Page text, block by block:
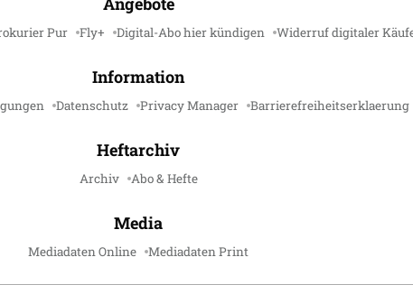
Pur Fly+ Digital-Abo hier kündigen Widerruf digitaler
Information
Datenschutz Privacy Manager Barrierefreiheitserklaerung
Heftarchiv
Archiv Abo & Hefte
Media
Mediadaten Online Mediadaten Print